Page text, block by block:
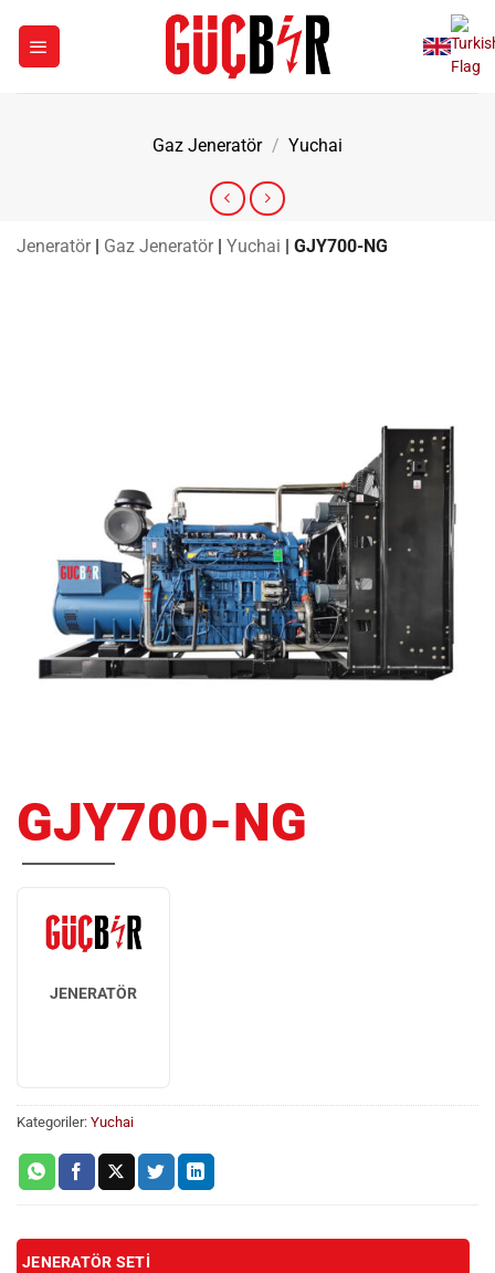
Gaz Jeneratör / Yuchai
Jeneratör | Gaz Jeneratör | Yuchai | GJY700-NG
GJY700-NG
JENERATÖR
Kategoriler: Yuchai
JENERATÖR SETI